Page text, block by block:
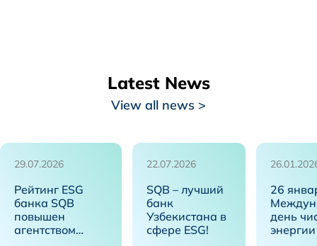
Latest News
View all news >
29.07.2026
Рейтинг ESG
банка SQB
повышен
агентством
22.07.2026
SQB – лучший
банк
Узбекистана в
сфере ESG!
26
день
энергии